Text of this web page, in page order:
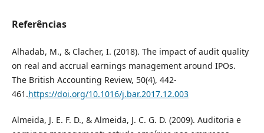
Referências
Alhadab, M., & Clacher, I. (2018). The impact of audit quality
on real and accrual earnings management around IPOs.
The British Accounting Review, 50(4), 442-
461.https://doi.org/10.1016/j.bar.2017.12.003
Almeida, J. E. F. D., & Almeida, J. C. G. D. (2009). Auditoria e